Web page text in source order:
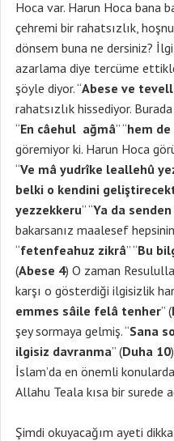
Hoca var. Harun Hoca bana
çehremi bir rahatsızlık,
dönsem buna ne dersiniz?
azarlama diye tercüme
şöyle diyor. “Abese ve
rahatsızlık hissediyor.
“En câehul ağmâ” “hem
göremiyor ki. Harun Hoca
“Ve mâ yudrîke leallehû
belki o kendini
yezzekkeru” “Ya da
bakarsanız maalesef
“fetenfeahuz zikrâ” “Bu
(Abese 4) O zaman
karşı o gösterdiği ilgisizlik
emmes sâile felâ tenher” (
şey sormaya gelmiş. “Sana
ilgisiz davranma” (Duha 10
İslam’da en önemli
Allahu Teala kısa bir surede
Şimdi okuyacağım ayeti